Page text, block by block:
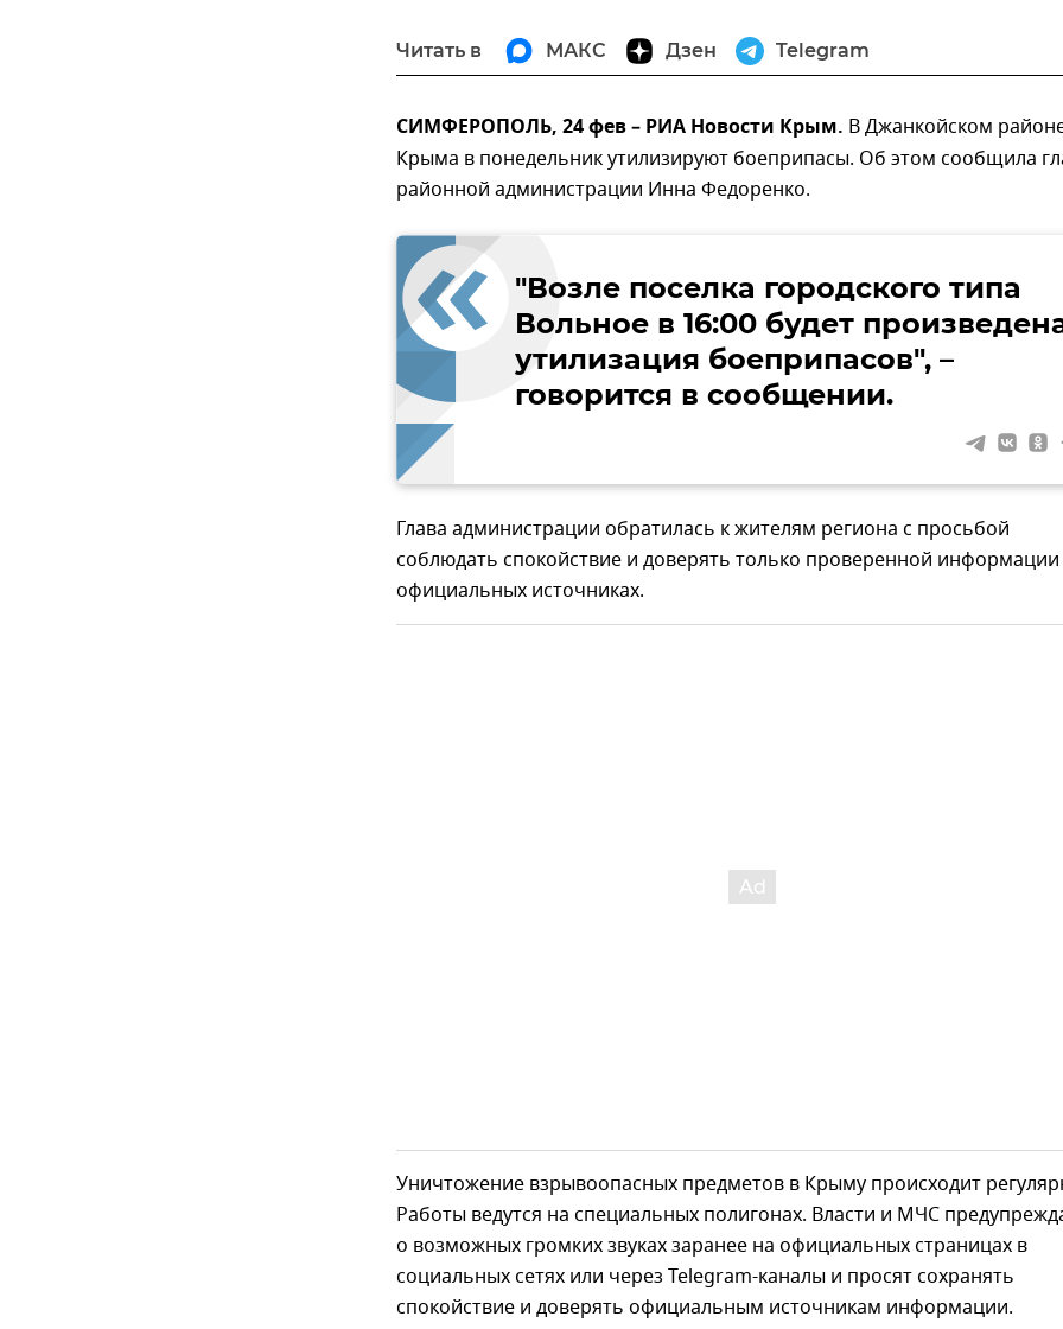
Читать в МАКС Дзен Telegram
СИМФЕРОПОЛЬ, 24 фев – РИА Новости Крым. В Джанкойском
Крыма в понедельник утилизируют боеприпасы. Об этом сообщила
районной администрации Инна Федоренко.
"Возле поселка городского типа
Вольное в 16:00 будет
утилизация боеприпасов", –
говорится в сообщении.
Глава администрации обратилась к жителям региона с просьбой
соблюдать спокойствие и доверять только проверенной
официальных источниках.
Уничтожение взрывоопасных предметов в Крыму происходит
Работы ведутся на специальных полигонах. Власти и МЧС
о возможных громких звуках заранее на официальных страницах в
социальных сетях или через Telegram-каналы и просят сохранять
спокойствие и доверять официальным источникам информации.